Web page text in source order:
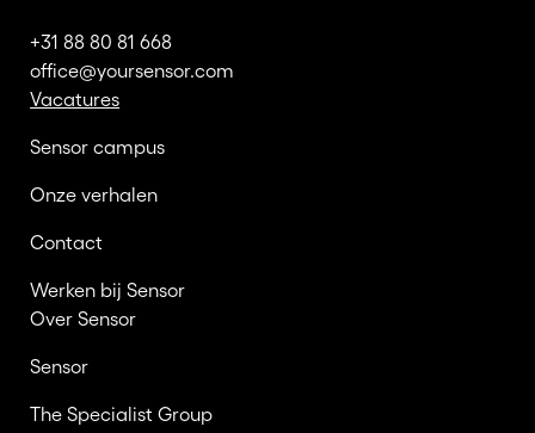
+31 88 80 81 668
office@yoursensor.com
Vacatures
Sensor campus
Onze verhalen
Contact
Werken bij Sensor
Over Sensor
Sensor
The Specialist Group